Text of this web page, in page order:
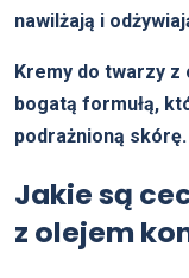
nawilżają i
Kremy do twarzy
bogatą formułą,
podrażnioną skórę.
Jakie są
z olejem